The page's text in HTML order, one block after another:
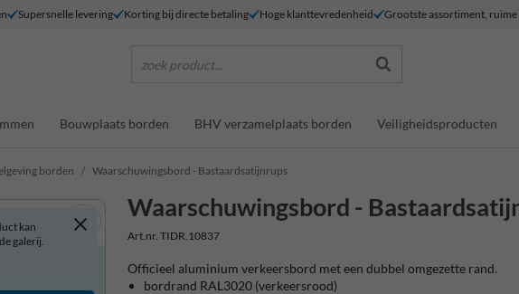
Supersnelle levering Korting bij directe betaling Hoge klanttevredenheid Grootste assortiment,
zoek product...
Bouwplaats borden BHV verzamelplaats borden Veiligheidsproducten
borden Waarschuwingsbord - Bastaardsatijnrups
Waarschuwingsbord -
Art.nr. TIDR.10837
kan
galerij.
Officieel aluminium verkeersbord met een dubbel omgezette rand.
bordrand RAL3020 (verkeersrood)